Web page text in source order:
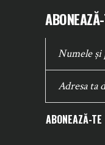
ABONEAZĂ-TE